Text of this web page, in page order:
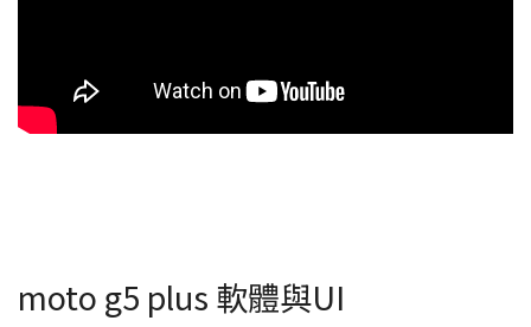
moto g5 plus 軟體與UI